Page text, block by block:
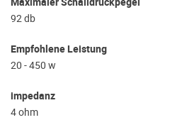
92 db
Empfohlene Leistung
20 - 450 w
impedanz
4 ohm